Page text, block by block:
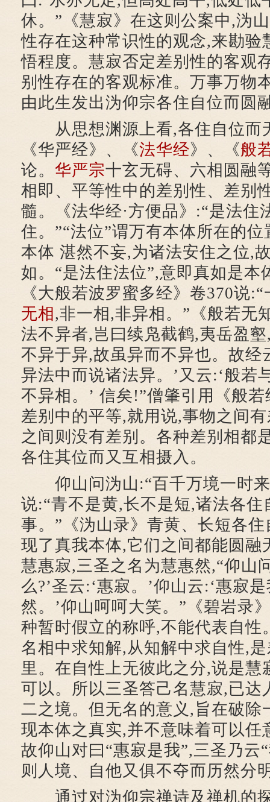
休。”《慧寂》在这则公案中,沩
性存在这种常识性的观念,来勘验
悟程度。慧寂否定差别性的客观
别性存在的客观标准。万事万物
由此生发出沩仰宗各住自位而圆
从思想渊源上看,各住自位而
《华严经》、《法华经》、《般
论。 华严宗十玄无碍、六相圆融
相即、平等性中的差别性、差别
髓。《法华经·方便品》:“是法住
住。”“法位”谓万有本体所在的位
本体 湛然不妄,为诸法安住之位,
如。“是法住法位”,意即真如是本
《大般若波罗蜜多经》卷370说
无相,非一相,非异相。”《般若无
法不异者,岂曰续凫截鹤,夷岳盈
不异于异,故虽异而不异也。故经
异法中而说诸法异。’又云:‘般若
不异相。’ 信矣!”僧肇引用《般
差别中的平等,就用说,事物之间
之间则没有差别。各种差别相都
各住其位而又互相摄入。
仰山问沩山:“百千万境一时来
说:“青不是黄,长不是短,诸法各住
事。”《沩山录》青黄、长短各
现了真我本体,它们之间都能圆融
慧惠寂,三圣之名为慧惠然,“仰山
么?’圣云:‘惠寂。’仰山云:‘惠寂
然。’仰山呵呵大笑。”《碧岩录
种暂时假立的称呼,不能代表自性
名相中求知解,从知解中求自性,
里。在自性上无彼此之分,说是慧
可以。所以三圣答己名慧寂,已达
二之境。但无名的意义,旨在破除
现本体之真实,并不意味着可以任
故仰山对曰“惠寂是我”,三圣乃云
则人境、自他又俱不夺而历然分
通过对沩仰宗禅诗及禅机的